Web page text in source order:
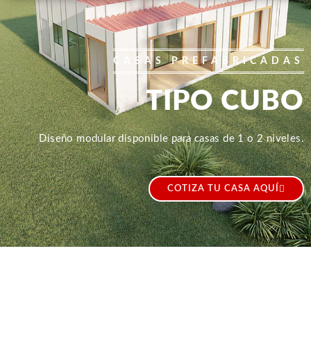
CASAS PREFABRICADAS
TIPO CUBO
Diseño modular disponible para casas de 1 o 2 niveles.
COTIZA TU CASA AQUÍ